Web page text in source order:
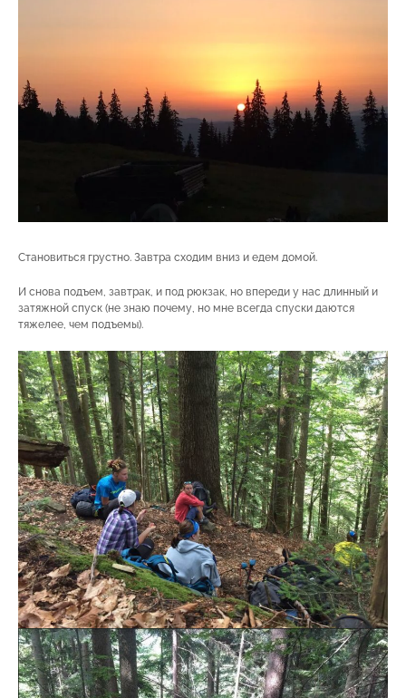
Становиться грустно. Завтра сходим вниз и едем домой.
И снова подъем, завтрак, и под рюкзак, но впереди у нас длинный и
затяжной спуск (не знаю почему, но мне всегда спуски даются
тяжелее, чем подъемы).